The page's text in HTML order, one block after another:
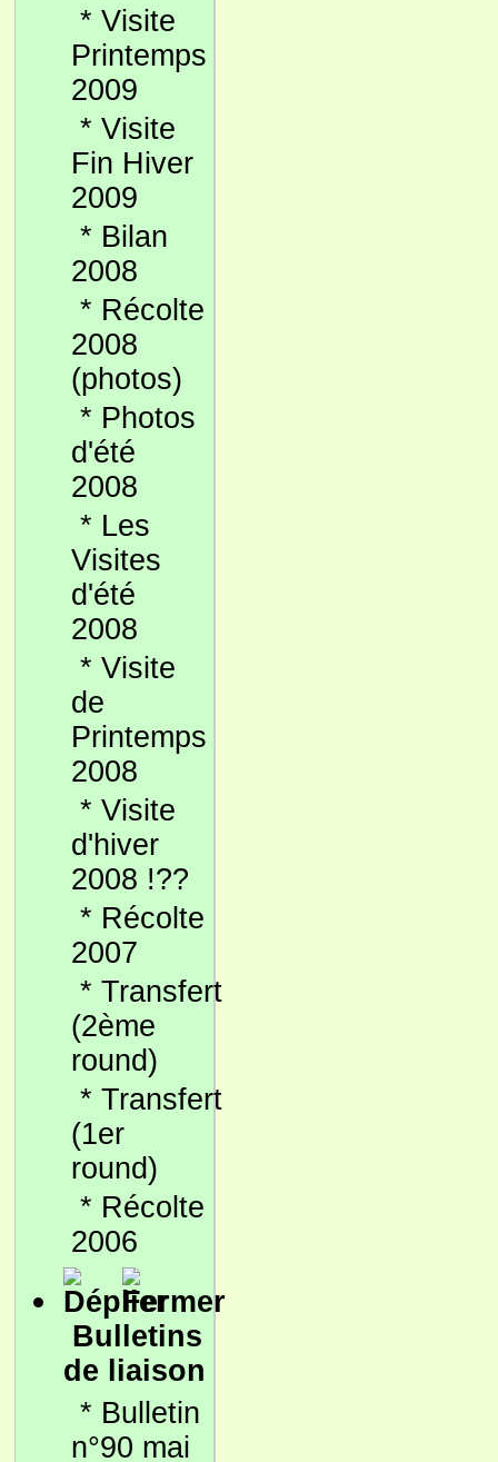
* Visite
Printemps
2009
* Visite
Fin Hiver
2009
* Bilan
2008
* Récolte
2008
(photos)
* Photos
d'été
2008
* Les
Visites
d'été
2008
* Visite
de
Printemps
2008
* Visite
d'hiver
2008 !??
* Récolte
2007
* Transfert
(2ème
round)
* Transfert
(1er
round)
* Récolte
2006
Bulletins
de liaison
* Bulletin
n°90 mai